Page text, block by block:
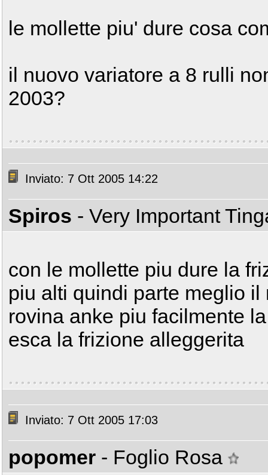
le mollette piu' dure cosa
il nuovo variatore a 8 rulli
2003?
Inviato: 7 Ott 2005 14:22
Spiros - Very Important
con le mollette piu dure la
piu alti quindi parte meglio
rovina anke piu facilmente
esca la frizione alleggerita
Inviato: 7 Ott 2005 17:03
popomer - Foglio Rosa